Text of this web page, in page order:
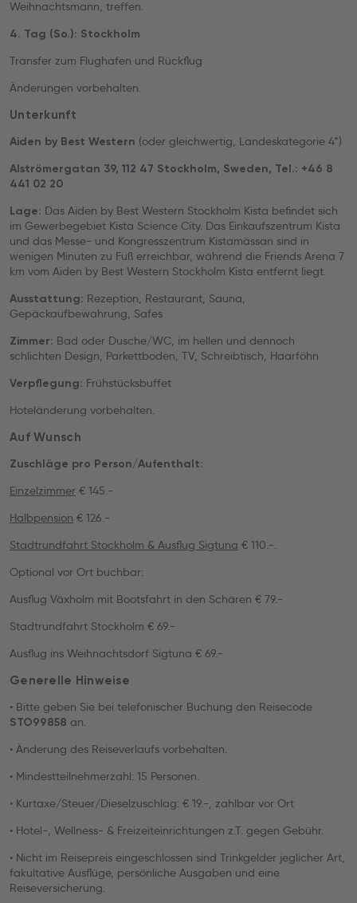
Weihnachtsmann, treffen.
4. Tag (So.): Stockholm
Transfer zum Flughafen und Rückflug
Änderungen vorbehalten.
Unterkunft
Aiden by Best Western (oder gleichwertig, Landeskategorie 4*)
Alströmergatan 39, 112 47 Stockholm, Sweden, Tel.: +46 8
441 02 20
Lage: Das Aiden by Best Western Stockholm Kista befindet sich
im Gewerbegebiet Kista Science City. Das Einkaufszentrum Kista
und das Messe- und Kongresszentrum Kistamässan sind in
wenigen Minuten zu Fuß erreichbar, während die Friends Arena 7
km vom Aiden by Best Western Stockholm Kista entfernt liegt.
Ausstattung: Rezeption, Restaurant, Sauna,
Gepäckaufbewahrung, Safes
Zimmer: Bad oder Dusche/WC, im hellen und dennoch
schlichten Design, Parkettboden, TV, Schreibtisch, Haarföhn
Verpflegung: Frühstücksbuffet
Hoteländerung vorbehalten.
Auf Wunsch
Zuschläge pro Person/Aufenthalt:
Einzelzimmer € 145.-
Halbpension € 126.-
Stadtrundfahrt Stockholm & Ausflug Sigtuna € 110.-.
Optional vor Ort buchbar:
Ausflug Växholm mit Bootsfahrt in den Schären € 79.-
Stadtrundfahrt Stockholm € 69.-
Ausflug ins Weihnachtsdorf Sigtuna € 69.-
Generelle Hinweise
• Bitte geben Sie bei telefonischer Buchung den Reisecode
STO99858 an.
• Änderung des Reiseverlaufs vorbehalten.
• Mindestteilnehmerzahl: 15 Personen.
• Kurtaxe/Steuer/Dieselzuschlag: € 19.-, zahlbar vor Ort
• Hotel-, Wellness- & Freizeiteinrichtungen z.T. gegen Gebühr.
• Nicht im Reisepreis eingeschlossen sind Trinkgelder jeglicher Art,
fakultative Ausflüge, persönliche Ausgaben und eine
Reiseversicherung.